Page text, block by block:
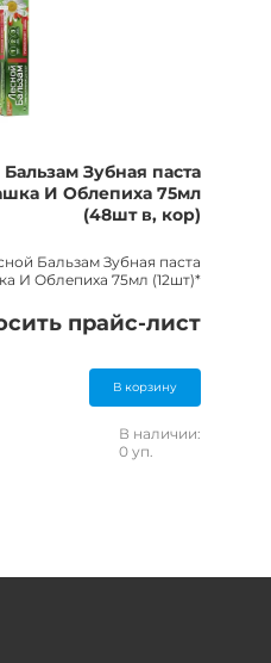
Зубная паста
И Облепиха 75мл
(48шт в, кор)
Бальзам Зубная паста
И Облепиха 75мл (12шт)*
прайс-лист
В корзину
В наличии:
0 уп.